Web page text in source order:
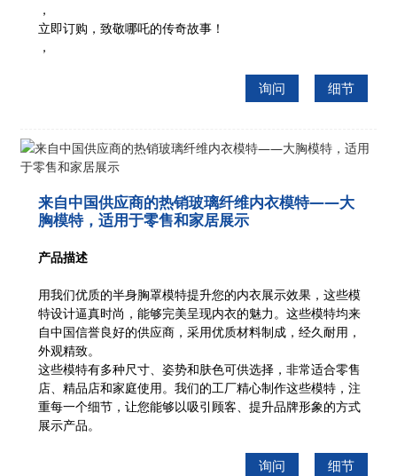
，
立即订购，致敬哪吒的传奇故事！
，
询问 细节
来自中国供应商的热销玻璃纤维内衣模特——大
胸模特，适用于零售和家居展示
产品描述
用我们优质的半身胸罩模特提升您的内衣展示效果，这些模
特设计逼真时尚，能够完美呈现内衣的魅力。这些模特均来
自中国信誉良好的供应商，采用优质材料制成，经久耐用，
外观精致。
这些模特有多种尺寸、姿势和肤色可供选择，非常适合零售
店、精品店和家庭使用。我们的工厂精心制作这些模特，注
重每一个细节，让您能够以吸引顾客、提升品牌形象的方式
展示产品。
询问 细节